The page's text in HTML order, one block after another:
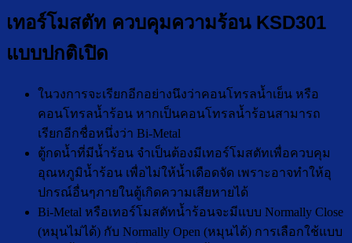
เทอร์โมสตัท ควบคุมความร้อน KSD301
แบบปกติเปิด
ในวงการจะเรียกอีกอย่างนึงว่าคอนโทรลน้ำเย็น หรือ
คอนโทรลน้ำร้อน หากเป็นคอนโทรลน้ำร้อนสามารถ
เรียกอีกชื่อหนึ่งว่า Bi-Metal
ตู้กดน้ำที่มีน้ำร้อน จำเป็นต้องมีเทอร์โมสตัทเพื่อควบคุม
อุณหภูมิน้ำร้อน เพื่อไม่ให้น้ำเดือดจัด เพราะอาจทำให้อุ
ปกรณ์อื่นๆภายในตู้เกิดความเสียหายได้
Bi-Metal หรือเทอร์โมสตัทน้ำร้อนจะมีแบบ Normally Close
(หมุนไม่ได้) กับ Normally Open (หมุนได้) การเลือกใช้แบบ